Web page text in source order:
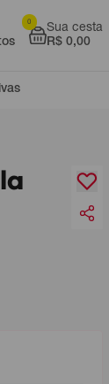
Sua cesta
R$ 0,00
0